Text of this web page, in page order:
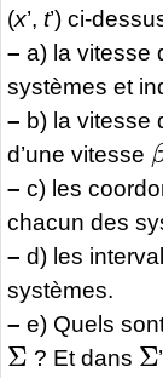
(x’, t’) ci-
– a) la vitesse
systèmes et
– b) la vitesse
d’une vitesse
– c) les
chacun des
– d) les
systèmes.
– e) Quels
Σ
? Et dans
Σ